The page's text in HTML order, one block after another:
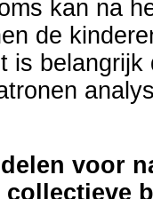
kan na
de
is
voor